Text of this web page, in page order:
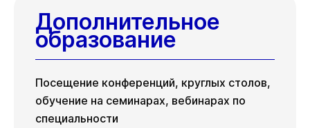
Дополнительное
образование
Посещение конференций, круглых столов,
обучение на семинарах, вебинарах по
специальности